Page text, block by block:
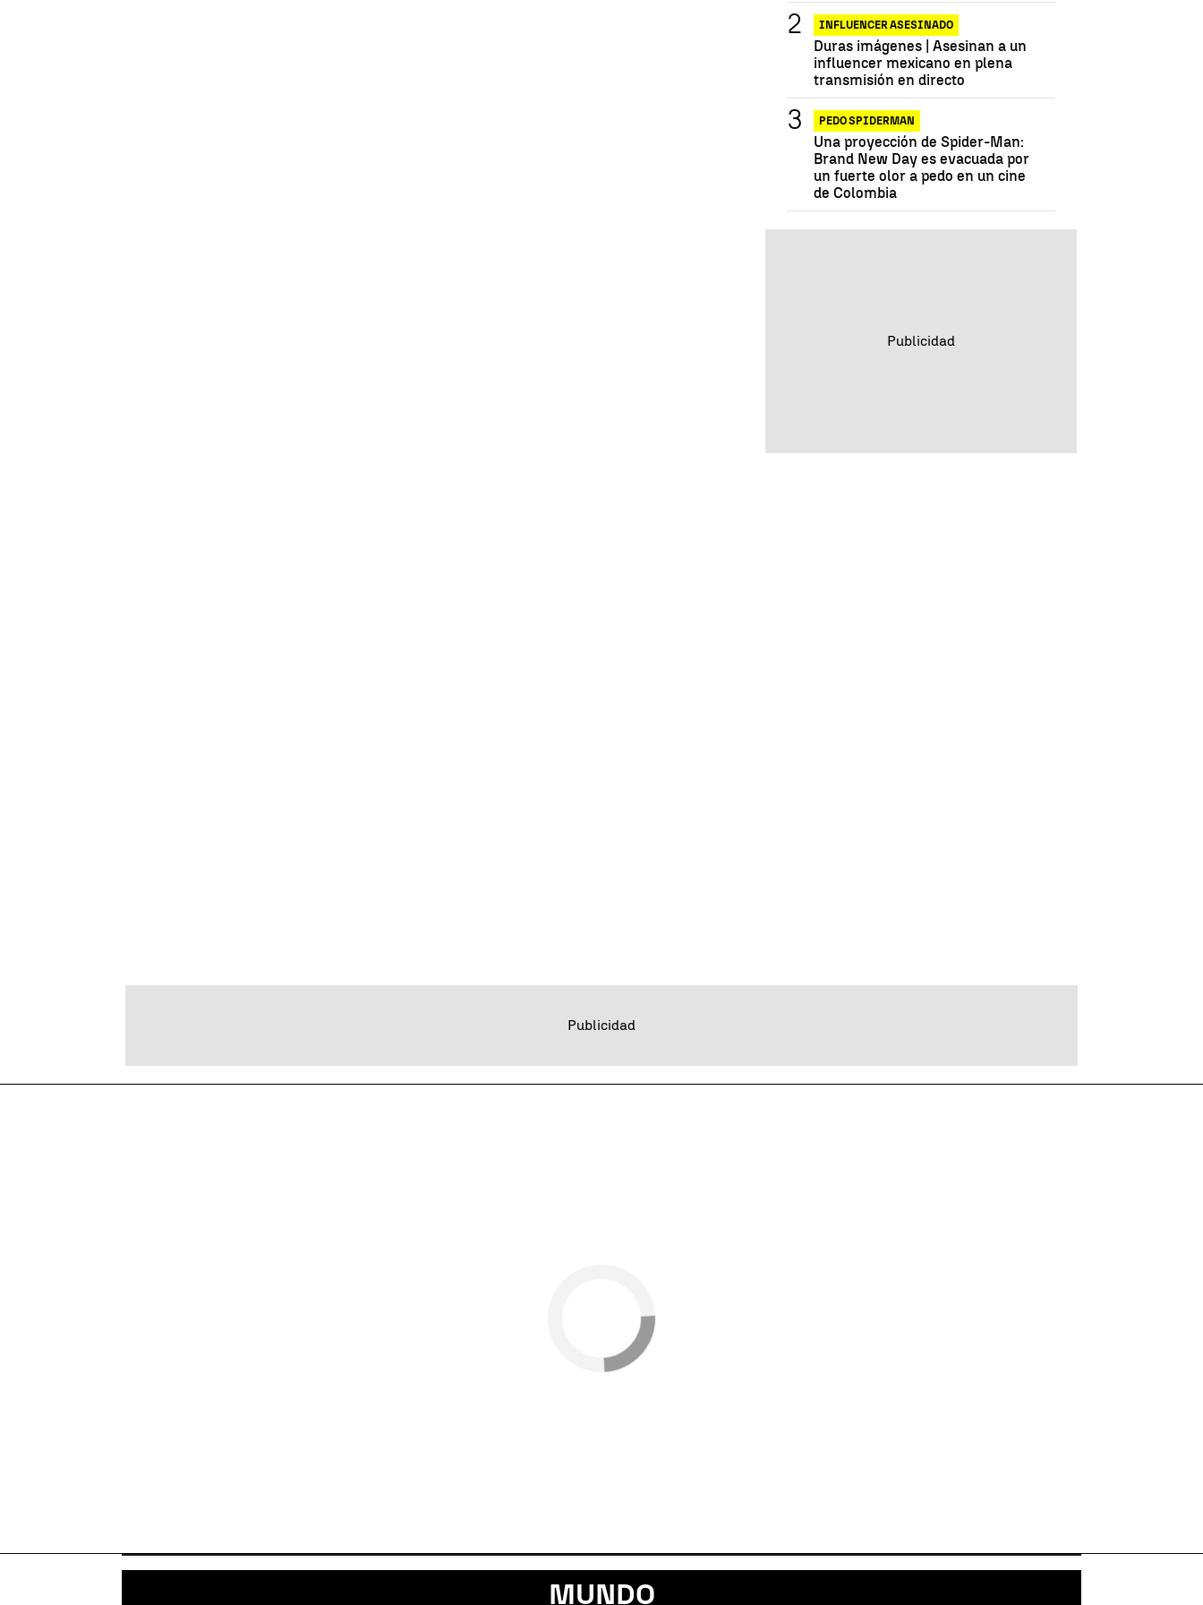
INFLUENCER ASESINADO
Duras imágenes | Asesinan a un
influencer mexicano en plena
transmisión en directo
PEDO SPIDERMAN
Una proyección de Spider-Man:
Brand New Day es evacuada por
un fuerte olor a pedo en un cine
de Colombia
MUNDO